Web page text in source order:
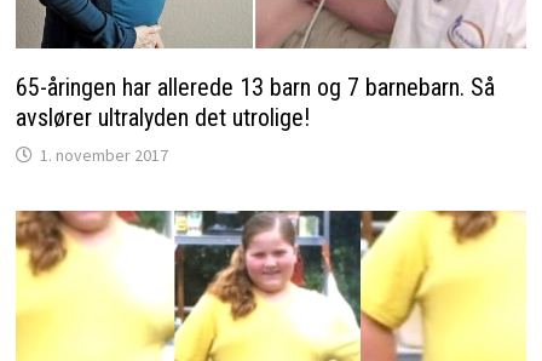
65-åringen har allerede 13 barn og 7 barnebarn. Så
avslører ultralyden det utrolige!
1. november 2017